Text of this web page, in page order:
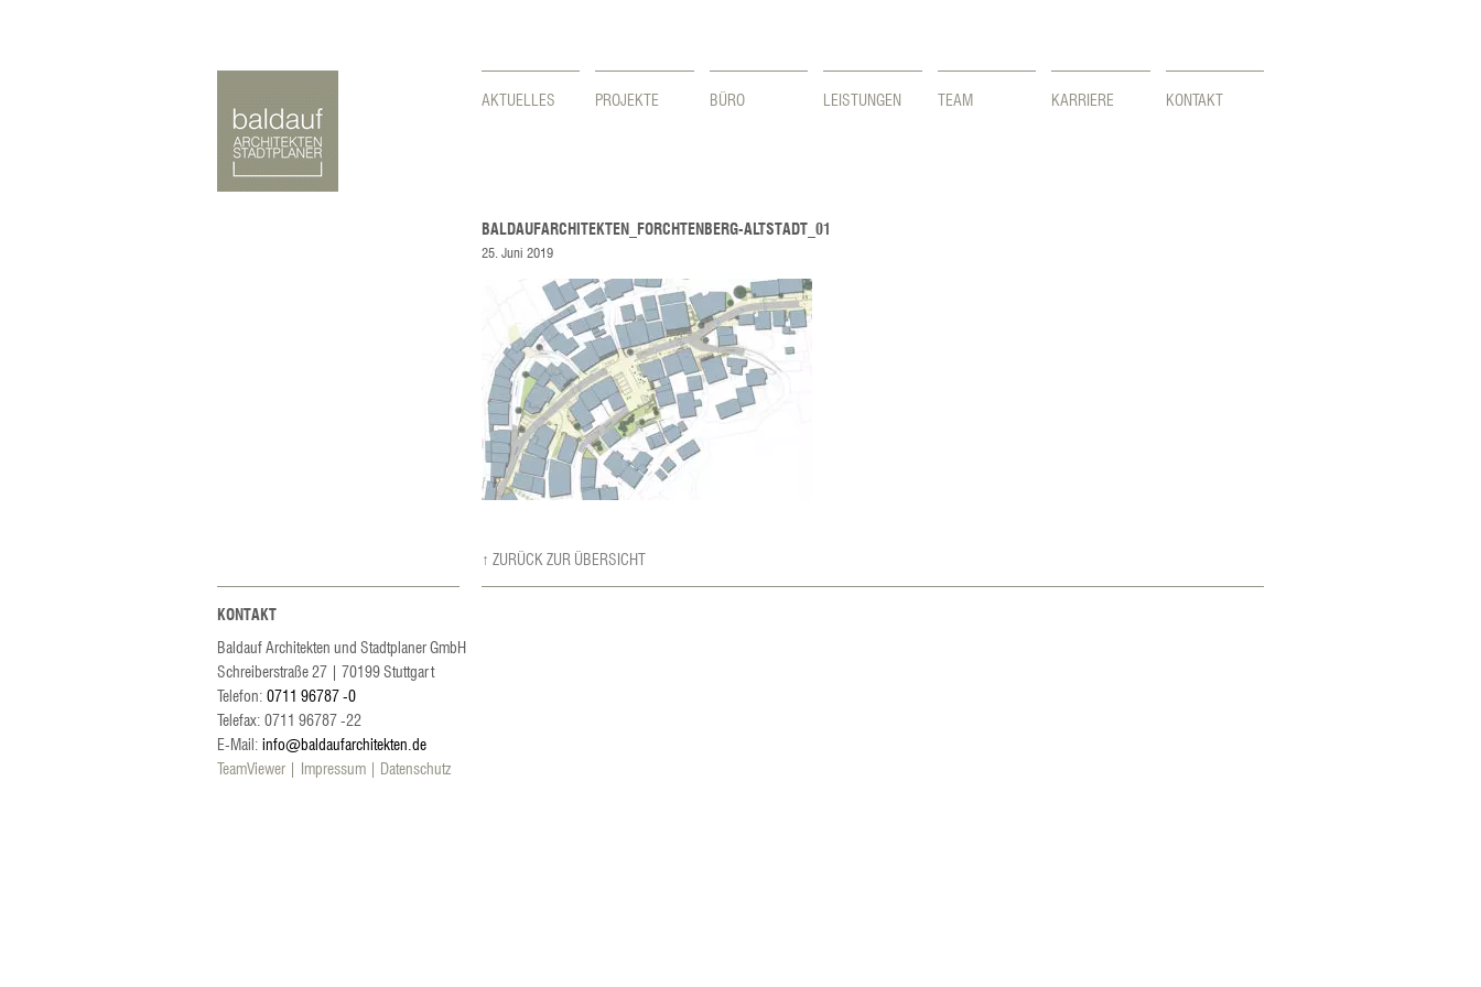
AKTUELLES PROJEKTE BÜRO LEISTUNGEN TEAM KARRIERE KONTAKT
BALDAUFARCHITEKTEN_FORCHTENBERG-ALTSTADT_01
25. Juni 2019
↑ ZURÜCK ZUR ÜBERSICHT
KONTAKT
Baldauf Architekten und Stadtplaner GmbH
Schreiberstraße 27 | 70199Stuttgart
Telefon: 0711 96787 -0
Telefax: 0711 96787 -22
E-Mail: info@baldaufarchitekten.de
TeamViewer
Impressum Datenschutz